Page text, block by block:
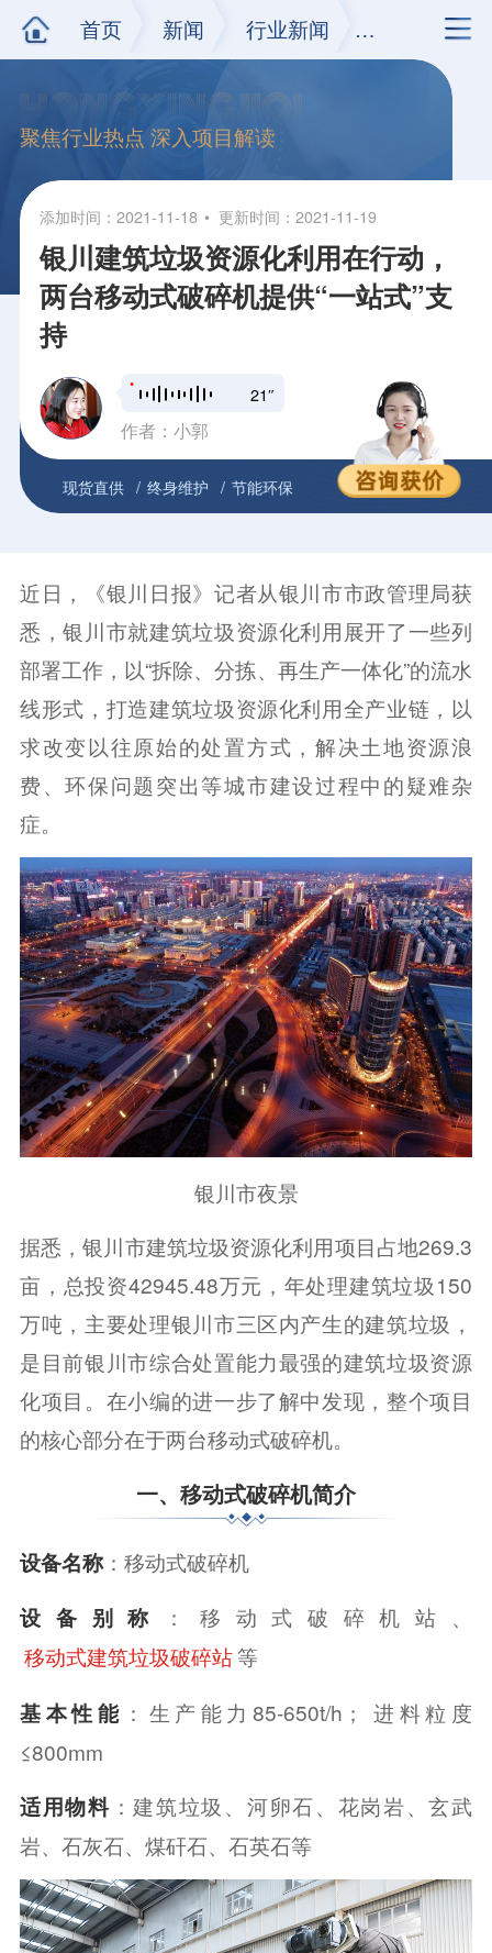
首页 新闻 行业新闻 正文
聚焦行业热点 深入项目解读
添加时间：2021-11-18 更新时间：2021-11-19
银川建筑垃圾资源化利用在行动，
两台移动式破碎机提供“一站式”支
持
21″
作者：小郭
现货直供 终身维护 节能环保
近日，《银川日报》记者从银川市市政管理局获
悉，银川市就建筑垃圾资源化利用展开了一些列
部署工作，以“拆除、分拣、再生产一体化”的流水
线形式，打造建筑垃圾资源化利用全产业链，以
求改变以往原始的处置方式，解决土地资源浪
费、环保问题突出等城市建设过程中的疑难杂
症。
银川市夜景
据悉，银川市建筑垃圾资源化利用项目占地269.3
亩，总投资42945.48万元，年处理建筑垃圾150
万吨，主要处理银川市三区内产生的建筑垃圾，
是目前银川市综合处置能力最强的建筑垃圾资源
化项目。在小编的进一步了解中发现，整个项目
的核心部分在于两台移动式破碎机。
一、移动式破碎机简介
设备名称：移动式破碎机
设备别称 ：移动式破碎机站、
移动式建筑垃圾破碎站等
基本性能 ：生产能力85-650t/h； 进料粒度
≤800mm
适用物料 ：建筑垃圾、河卵石、花岗岩、玄武
岩、石灰石、煤矸石、石英石等